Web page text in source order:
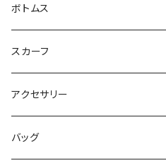
ジレ
ブルゾン
ニット
カットソー
カーディガン
ジレ
ボトムス
スカート
パンツ
スカーフ
アクセサリー
ネックレス
バッグ